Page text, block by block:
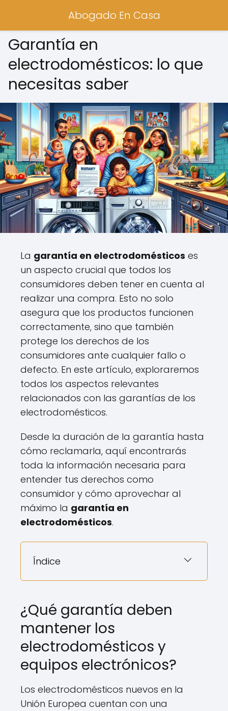
Abogado En Casa
Garantía en
electrodomésticos: lo que
necesitas saber
La garantía en electrodomésticos es
un aspecto crucial que todos los
consumidores deben tener en cuenta al
realizar una compra. Esto no solo
asegura que los productos funcionen
correctamente, sino que también
protege los derechos de los
consumidores ante cualquier fallo o
defecto. En este artículo, exploraremos
todos los aspectos relevantes
relacionados con las garantías de los
electrodomésticos.
Desde la duración de la garantía hasta
cómo reclamarla, aquí encontrarás
toda la información necesaria para
entender tus derechos como
consumidor y cómo aprovechar al
máximo la garantía en
electrodomésticos.
Índice
¿Qué garantía deben
mantener los
electrodomésticos y
equipos electrónicos?
Los electrodomésticos nuevos en la
Unión Europea cuentan con una